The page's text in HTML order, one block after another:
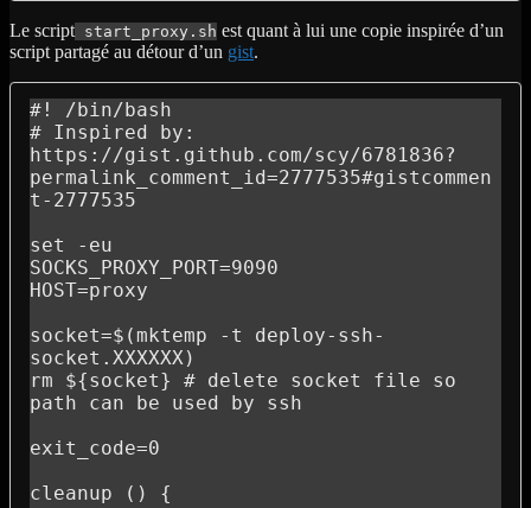
Le scriptstart_proxy.sh est quant à lui une copie inspirée d’un
script partagé au détour d’un gist.
#! /bin/bash
# Inspired by:
https://gist.github.com/scy/6781836?
permalink_comment_id=2777535#gistcommen
t-2777535
set -eu
SOCKS_PROXY_PORT=9090
HOST=proxy
socket=$(mktemp -t deploy-ssh-
socket.XXXXXX)
rm ${socket} # delete socket file so
path can be used by ssh
exit_code=0
cleanup () {